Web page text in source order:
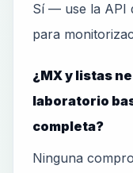
Sí — use la API
para
¿MX y listas
laboratorio
completa?
Ninguna